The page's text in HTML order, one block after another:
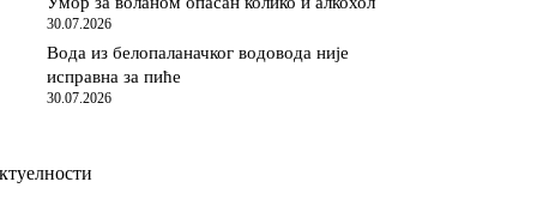
30.07.2026
Вода из белопаланачког водовода није
исправна за пиће
30.07.2026